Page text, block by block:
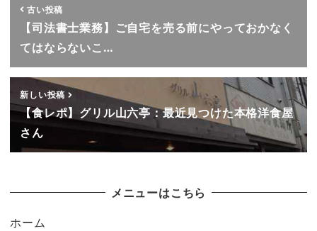
古い投稿
【司法書士業務】ご自宅を売る前にやっておかなく
てはならないこ…
新しい投稿
【食レポ】グリル山六亭：最近見つけた本格洋食屋
さん
メニューはこちら
ホーム